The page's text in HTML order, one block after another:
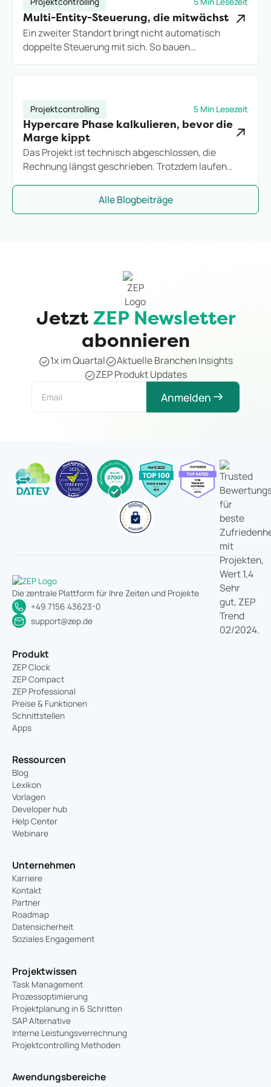
Multi-Entity-Steuerung, die mitwächst
Ein zweiter Standort bringt nicht automatisch
doppelte Steuerung mit sich. So bauen
die Wachstum trägt, statt es an Excel-Grenzen
Projektcontrolling 5 Min Lesezeit
Hypercare Phase kalkulieren, bevor die
Marge kippt
Das Projekt ist technisch abgeschlossen, die
Rechnung längst geschrieben. Trotzdem laufen
Hypercare-Phase, bevor sie zum stillen
Alle Blogbeiträge
Jetzt ZEP Newsletter
abonnieren
1x im Quartal
Aktuelle Branchen Insights
ZEP Produkt Updates
Anmelden
Die zentrale Plattform für Ihre Zeiten und Projekte
+49 7156 43623-0
support@zep.de
Produkt
ZEP Clock
ZEP Compact
ZEP Professional
Preise & Funktionen
Schnittstellen
Apps
Ressourcen
Blog
Lexikon
Vorlagen
Developer hub
Help Center
Webinare
Unternehmen
Karriere
Kontakt
Partner
Roadmap
Datensicherheit
Soziales Engagement
Projektwissen
Task Management
Prozessoptimierung
Projektplanung in 6 Schritten
SAP Alternative
Interne Leistungsverrechnung
Projektcontrolling Methoden
Awendungsbereiche